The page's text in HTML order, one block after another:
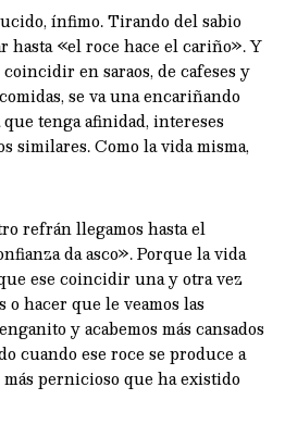
ínfimo. Tirando del sabio
hasta «el roce hace el cariño». Y
en saraos, de cafeses y
se va una encariñando
tenga afinidad, intereses
similares. Como la vida misma,
refrán llegamos hasta el
da asco». Porque la vida
ese coincidir una y otra vez
hacer que le veamos las
y acabemos más cansados
cuando ese roce se produce a
pernicioso que ha existido